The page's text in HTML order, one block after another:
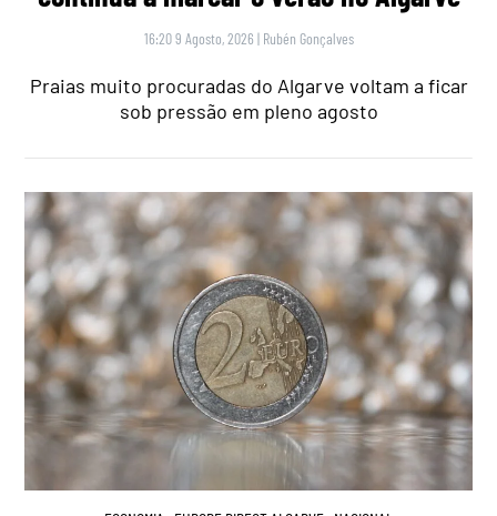
16:20 9 Agosto, 2026 | Rubén Gonçalves
Praias muito procuradas do Algarve voltam a ficar
sob pressão em pleno agosto